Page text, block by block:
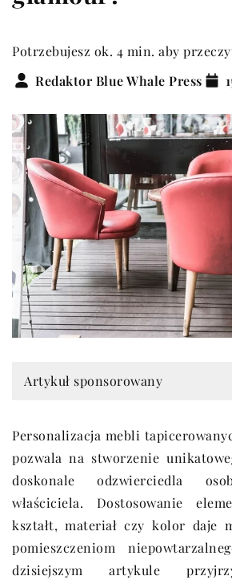
Potrzebujesz ok. 4 min. aby
Redaktor Blue Whale Press
Artykuł sponsorowany
Personalizacja mebli
pozwala na stworzenie
doskonale odzwierciedla
właściciela. Dostosowanie
kształt, materiał czy kolor daje
pomieszczeniom
dzisiejszym artykule